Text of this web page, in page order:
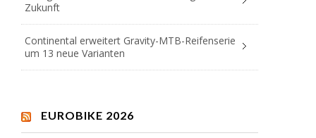
Zukunft
Continental erweitert Gravity-MTB-Reifenserie
um 13 neue Varianten
EUROBIKE 2026